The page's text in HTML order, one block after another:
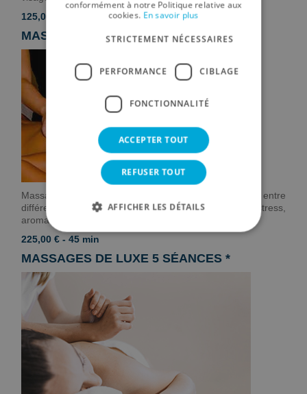
125,00 € - 20 min
MASSAGE COMPLET 5 SESSIONS *
Massage complet avec la possibilité de choisir entre
différentes modalités (pierres volcaniques, anti-stress,
aromathérapie).
225,00 € - 45 min
MASSAGES DE LUXE 5 SÉANCES *
GERMAN
conformément à notre Politique relative aux
cookies. En savoir plus
STRICTEMENT NÉCESSAIRES
PERFORMANCE CIBLAGE
FONCTIONNALITÉ
ACCEPTER TOUT
REFUSER TOUT
AFFICHER LES DÉTAILS